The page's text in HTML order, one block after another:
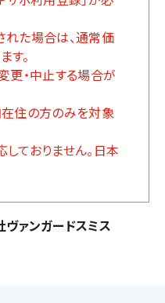
た場合は、通常価
す。
更・中止する場合が
住の方のみを対象
ておりません。日本
ヴァンガードスミス